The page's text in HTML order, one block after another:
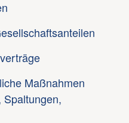
Maßnahmen
Spaltungen,